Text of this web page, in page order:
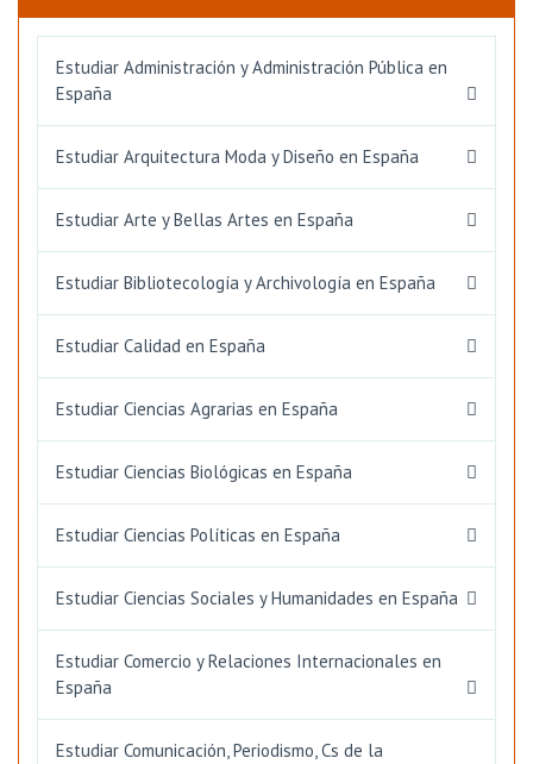
Estudiar Administración y Administración Pública en
España
Estudiar Arquitectura Moda y Diseño en España
Estudiar Arte y Bellas Artes en España
Estudiar Bibliotecología y Archivología en España
Estudiar Calidad en España
Estudiar Ciencias Agrarias en España
Estudiar Ciencias Biológicas en España
Estudiar Ciencias Políticas en España
Estudiar Ciencias Sociales y Humanidades en España
Estudiar Comercio y Relaciones Internacionales en
España
Estudiar Comunicación, Periodismo, Cs de la